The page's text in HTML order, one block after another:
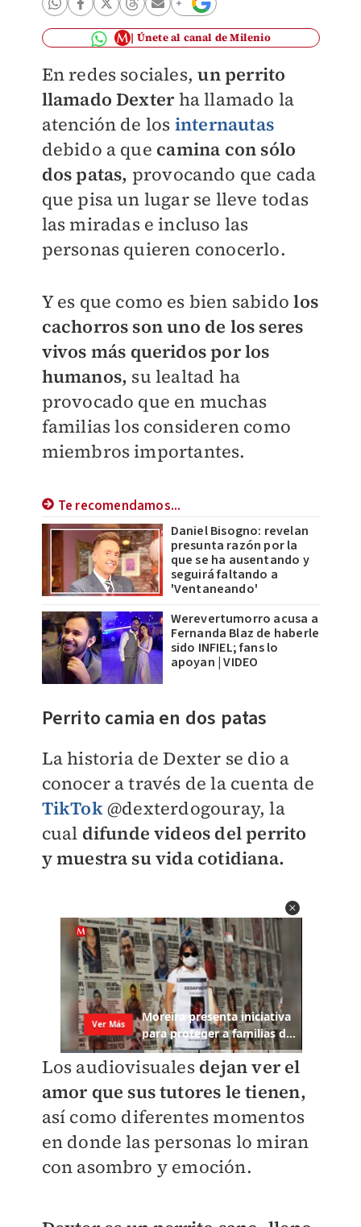
Únete al canal de Milenio
En redes sociales,un perrito
llamado Dexterha llamado la
atención de los internautas
debido a que camina con sólo
dos patas, provocando que cada
que pisa un lugar se lleve todas
las miradas e incluso las
personas quieren conocerlo.
Y es que como es bien sabidolos
cachorros son uno de los seres
vivos más queridos por los
humanos, su lealtad ha
provocado que en muchas
familias los consideren como
miembros importantes.
Te recomendamos...
Daniel Bisogno: revelan
presunta razón por la
que se ha ausentando y
seguirá faltando a
'Ventaneando'
Werevertumorro acusa a
Fernanda Blaz de haberle
sido INFIEL; fans lo
apoyan | VIDEO
Perrito camia en dos patas
La historia de Dexter se dio a
conocer a través de la cuenta de
TikTok@dexterdogouray, la
cual difunde videos del perrito
y muestra su vida cotidiana.
Los audiovisualesdejan ver el
amor que sus tutores le tienen,
así como diferentes momentos
en donde las personas lo miran
con asombro y emoción.